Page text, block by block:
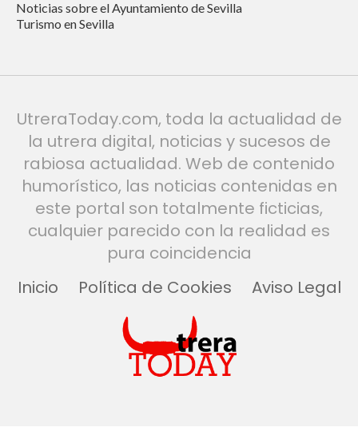
Noticias sobre el Ayuntamiento de Sevilla
Turismo en Sevilla
UtreraToday.com, toda la actualidad de
la utrera digital, noticias y sucesos de
rabiosa actualidad. Web de contenido
humorístico, las noticias contenidas en
este portal son totalmente ficticias,
cualquier parecido con la realidad es
pura coincidencia
Inicio
Política de Cookies Aviso Legal